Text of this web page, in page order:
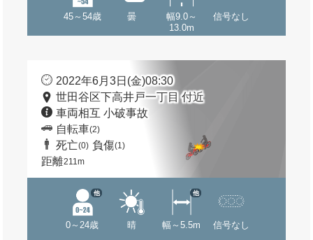
45～54歳 曇
幅9.0～
13.0m
信号なし
2022年6月3日(金)08:30
世田谷区下高井戸一丁目 付近
車両相互 小破事故
自転車(2)
死亡(0) 負傷(1)
距離211m
0～24歳
他
晴 幅～5.5m
他
信号なし